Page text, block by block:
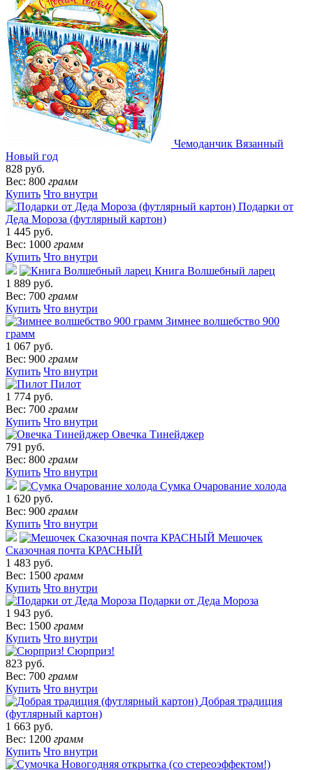
Чемоданчик Вязанный
Новый год
828 руб.
Вес: 800 грамм
Купить Что внутри
Подарки от
Деда Мороза (футлярный картон)
1 445 руб.
Вес: 1000 грамм
Купить Что внутри
Книга Волшебный ларец
1 889 руб.
Вес: 700 грамм
Купить Что внутри
Зимнее волшебство 900
грамм
1 067 руб.
Вес: 900 грамм
Купить Что внутри
Пилот
1 774 руб.
Вес: 700 грамм
Купить Что внутри
Овечка Тинейджер
791 руб.
Вес: 800 грамм
Купить Что внутри
Сумка Очарование холода
1 620 руб.
Вес: 900 грамм
Купить Что внутри
Мешочек
Сказочная почта КРАСНЫЙ
1 483 руб.
Вес: 1500 грамм
Купить Что внутри
Подарки от Деда Мороза
1 943 руб.
Вес: 1500 грамм
Купить Что внутри
Сюрприз!
823 руб.
Вес: 700 грамм
Купить Что внутри
Добрая традиция
(футлярный картон)
1 663 руб.
Вес: 1200 грамм
Купить Что внутри